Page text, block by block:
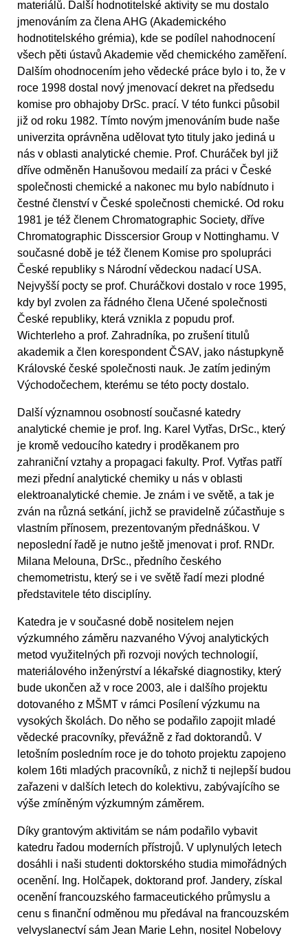
materiálů. Další hodnotitelské aktivity se mu dostalo
jmenováním za člena AHG (Akademického
hodnotitelského grémia), kde se podílel nahodnocení
všech pěti ústavů Akademie věd chemického zaměření.
Dalším ohodnocením jeho vědecké práce bylo i to, že v
roce 1998 dostal nový jmenovací dekret na předsedu
komise pro obhajoby DrSc. prací. V této funkci působil
již od roku 1982. Tímto novým jmenováním bude naše
univerzita oprávněna udělovat tyto tituly jako jediná u
nás v oblasti analytické chemie. Prof. Churáček byl již
dříve odměněn Hanušovou medailí za práci v České
společnosti chemické a nakonec mu bylo nabídnuto i
čestné členství v České společnosti chemické. Od roku
1981 je též členem Chromatographic Society, dříve
Chromatographic Disscersior Group v Nottinghamu. V
současné době je též členem Komise pro spolupráci
České republiky s Národní vědeckou nadací USA.
Nejvyšší pocty se prof. Churáčkovi dostalo v roce 1995,
kdy byl zvolen za řádného člena Učené společnosti
České republiky, která vznikla z popudu prof.
Wichterleho a prof. Zahradníka, po zrušení titulů
akademik a člen korespondent ČSAV, jako nástupkyně
Královské české společnosti nauk. Je zatím jediným
Východočechem, kterému se této pocty dostalo.
Další významnou osobností současné katedry
analytické chemie je prof. Ing. Karel Vytřas, DrSc., který
je kromě vedoucího katedry i proděkanem pro
zahraniční vztahy a propagaci fakulty. Prof. Vytřas patří
mezi přední analytické chemiky u nás v oblasti
elektroanalytické chemie. Je znám i ve světě, a tak je
zván na různá setkání, jichž se pravidelně zúčastňuje s
vlastním přínosem, prezentovaným přednáškou. V
neposlední řadě je nutno ještě jmenovat i prof. RNDr.
Milana Melouna, DrSc., předního českého
chemometristu, který se i ve světě řadí mezi plodné
představitele této disciplíny.
Katedra je v současné době nositelem nejen
výzkumného záměru nazvaného Vývoj analytických
metod využitelných při rozvoji nových technologií,
materiálového inženýrství a lékařské diagnostiky, který
bude ukončen až v roce 2003, ale i dalšího projektu
dotovaného z MŠMT v rámci Posílení výzkumu na
vysokých školách. Do něho se podařilo zapojit mladé
vědecké pracovníky, převážně z řad doktorandů. V
letošním posledním roce je do tohoto projektu zapojeno
kolem 16ti mladých pracovníků, z nichž ti nejlepší budou
zařazeni v dalších letech do kolektivu, zabývajícího se
výše zmíněným výzkumným záměrem.
Díky grantovým aktivitám se nám podařilo vybavit
katedru řadou moderních přístrojů. V uplynulých letech
dosáhli i naši studenti doktorského studia mimořádných
ocenění. Ing. Holčapek, doktorand prof. Jandery, získal
ocenění francouzského farmaceutického průmyslu a
cenu s finanční odměnou mu předával na francouzském
velvyslanectví sám Jean Marie Lehn, nositel Nobelovy